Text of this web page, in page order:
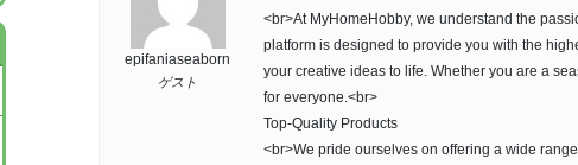
epifaniaseaborn
ゲスト
<br>At MyHomeHobby, we understand the
platform is designed to provide you with the
your creative ideas to life. Whether you are a
for everyone.<br>
Top-Quality Products
<br>We pride ourselves on offering a wide